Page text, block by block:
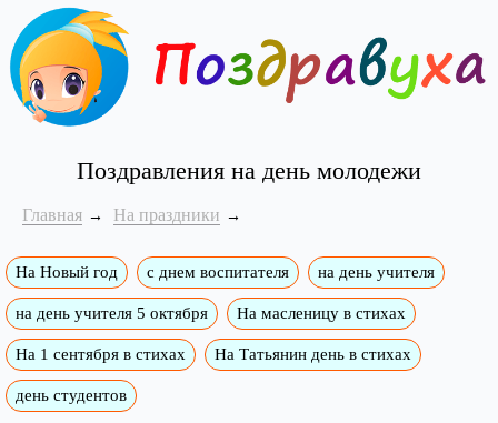
Поздравления на день молодежи
Главная На праздники
На Новый год с днем воспитателя на день учителя
на день учителя 5 октября На масленицу в стихах
На 1 сентября в стихах На Татьянин день в стихах
день студентов